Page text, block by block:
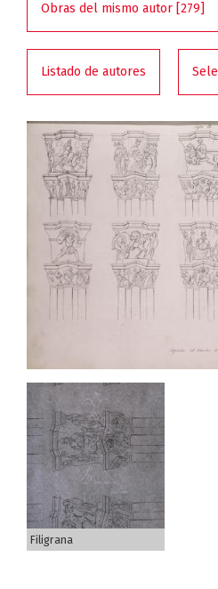
Obras del mismo autor [279]
Listado de autores
Filigrana